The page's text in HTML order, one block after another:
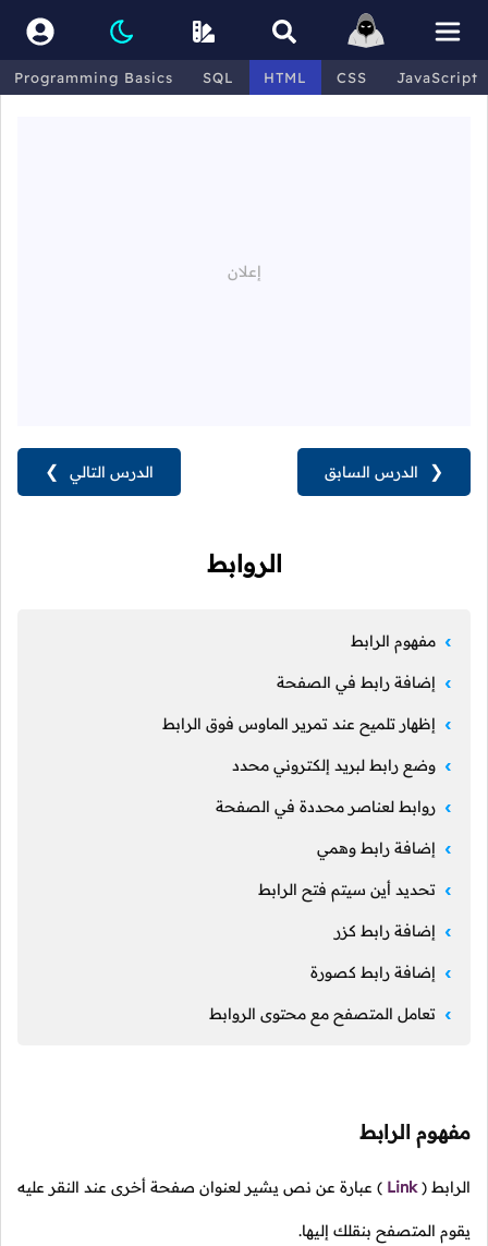
Programming Basics SQL HTML CSS JavaScript
الدرس التالي ❯ ❮ الدرس السابق
الروابط
مفهوم الرابط
إضافة رابط في الصفحة
إظهار تلميح عند تمرير الماوس فوق الرابط
وضع رابط لبريد إلكتروني محدد
روابط لعناصر محددة في الصفحة
إضافة رابط وهمي
تحديد أين سيتم فتح الرابط
إضافة رابط كزر
إضافة رابط كصورة
تعامل المتصفح مع محتوى الروابط
مفهوم الرابط
الرابط (
Link
) عبارة عن نص يشير لعنوان صفحة أخرى عند النقر عليه
يقوم المتصفح بنقلك إليها.